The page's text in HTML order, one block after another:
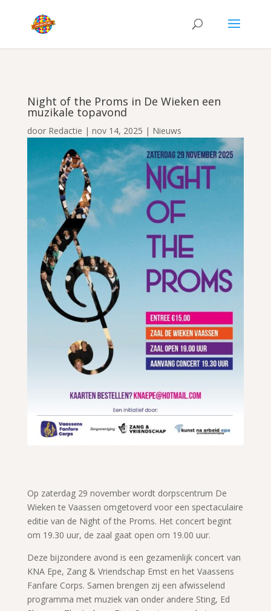
Night of the Proms in De Wieken een
muzikale topavond
door Redactie | nov 14, 2025 | Nieuws
Op zaterdag 29 november wordt dorpscentrum De
Wieken te Vaassen omgetoverd voor een spectaculaire
editie van de Night of the Proms. Het concert begint
om 19.30 uur, de zaal gaat open om 19.00 uur.
Deze bijzondere avond is een gezamenlijk concert van
KNA Epe, Zang & Vriendschap Emst en het Vaassens
Fanfare Corps. Samen brengen zij een afwisselend
programma met muziek van onder andere Sting, Ed